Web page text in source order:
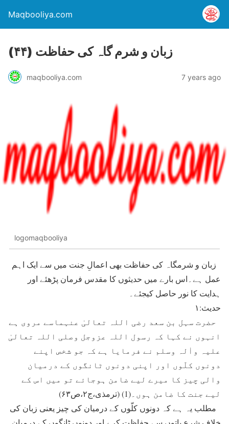
Maqbooliya.com
(۴۴) زبان و شرم گاہ کی حفاظت
maqbooliya.com 7 years ago
logomaqbooliya
زبان و شرمگاہ کی حفاظت بھی اعمالِ جنت میں سے ایک اہم
عمل ہے۔اس بارے میں حدیثوں کا مقدس فرمان پڑھئے اور
ہدایت کا نور حاصل کیجئے۔
حدیث:۱
حضرت سہل بن سعد رضی اللہ تعالیٰ عنہماسے مروی ہے
انہوں نے کہا کہ رسول اللہ عزوجل وصلی اللہ تعالیٰ
علیہ واٰلہ وسلم نے فرمایا ہے کہ جو شخص اپنے
دونوں کلّوں اور اپنی دونوں ٹانگوں کے درمیان
والی چیز کا میرے لیے ضامن ہوجائے تو میں اس کے
لیے جنت کا ضامن ہوں۔(1) (ترمذی،ج۲،ص۶۳)
مطلب یہ ہے کہ دونوں کلّوں کے درمیان کی چیز یعنی زبان کی